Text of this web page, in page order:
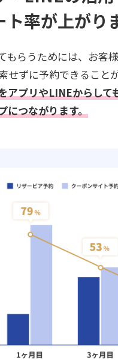
ト率が上がり
もらうためには、お客
せずに予約できることが
アプリやLINEからして
につながります。